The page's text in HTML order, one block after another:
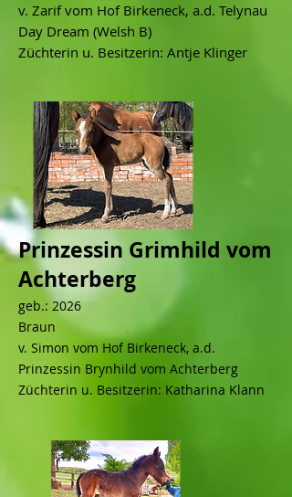
v. Zarif vom Hof Birkeneck, a.d. Telynau
Day Dream (Welsh B)
Züchterin u. Besitzerin: Antje Klinger
Prinzessin Grimhild vom
Achterberg
geb.: 2026
Braun
v. Simon vom Hof Birkeneck, a.d.
Prinzessin Brynhild vom Achterberg
Züchterin u. Besitzerin: Katharina Klann